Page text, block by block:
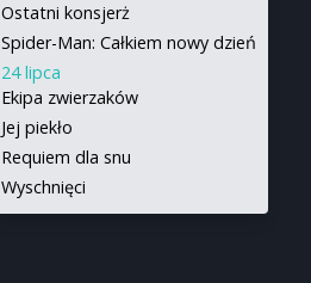
Ostatni konsjerż
Spider-Man: Całkiem nowy dzień
24 lipca
Ekipa zwierzaków
Jej piekło
Requiem dla snu
Wyschnięci